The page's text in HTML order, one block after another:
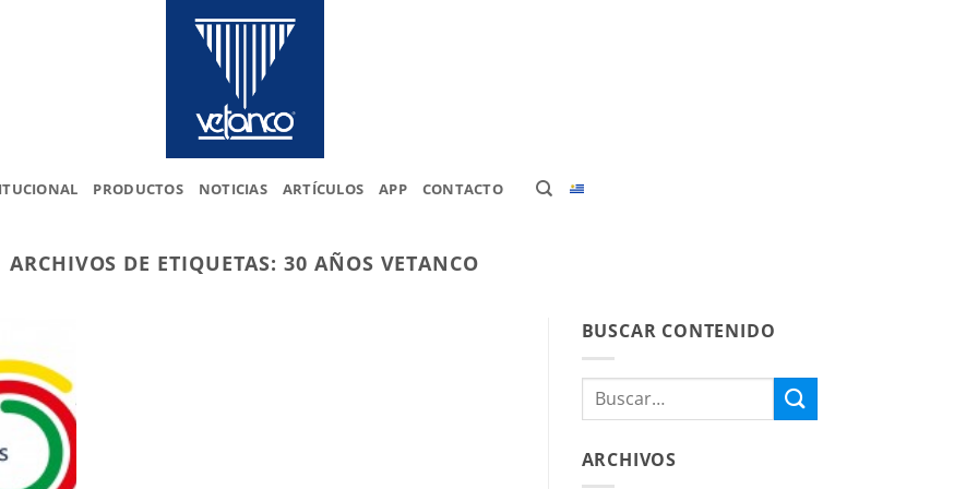
PRODUCTOS NOTICIAS ARTÍCULOS APP CONTACTO
ARCHIVOS DE ETIQUETAS:30 AÑOS VETANCO
BUSCAR CONTENIDO
ARCHIVOS